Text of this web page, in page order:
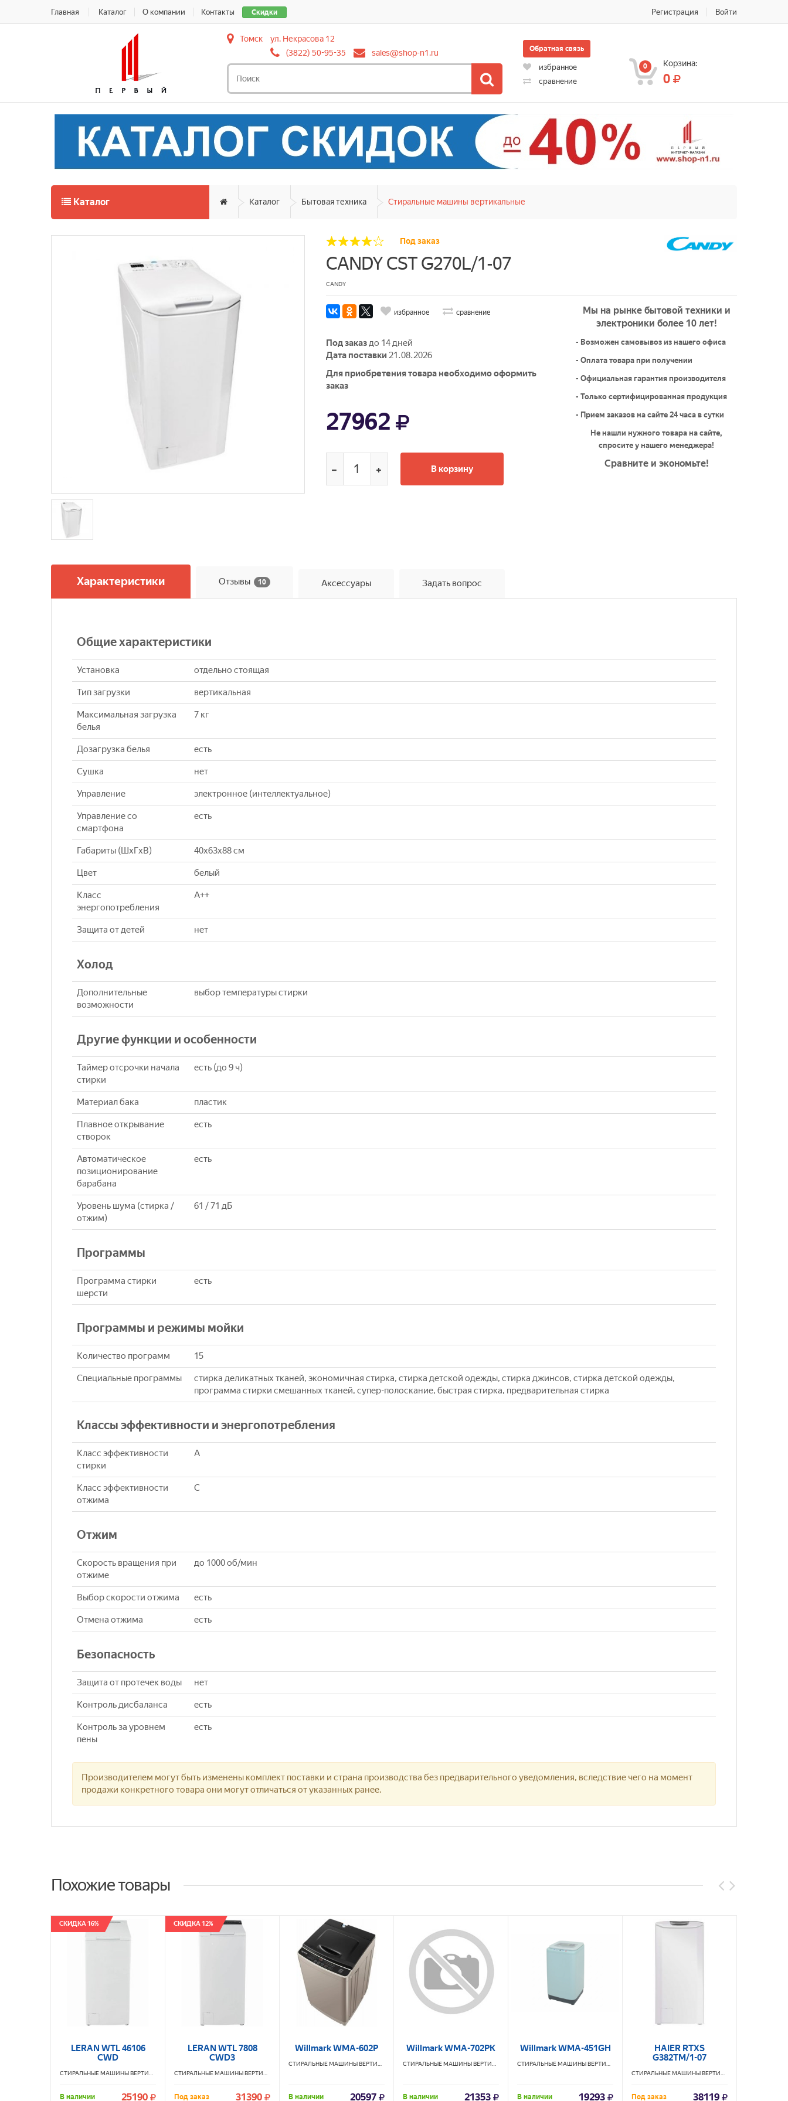
Скидки
Главная Каталог О компании Контакты Регистрация Войти
Томск
ул. Некрасова 12
(3822) 50-95-35
sales@shop-n1.ru Обратная связь
избранное
сравнение
0 Корзина:
0
Каталог Каталог Бытовая техника Стиральные машины вертикальные
Под заказ
CANDY CST G270L/1-07
CANDY
избранное сравнение
Под заказдо 14 дней
Дата поставки 21.08.2026
Для приобретения товара необходимо оформить
заказ
27962
В корзину
Мы на рынке бытовой техники и
электроники более 10 лет!
- Возможен самовывоз из нашего офиса
- Оплата товара при получении
- Официальная гарантия производителя
- Только сертифицированная продукция
- Прием заказов на сайте 24 часа в сутки
Не нашли нужного товара на сайте,
спросите у нашего менеджера!
Сравните и экономьте!
Характеристики Отзывы 10 Аксессуары Задать вопрос
Общие характеристики
Установка отдельно стоящая
Тип загрузки вертикальная
Максимальная загрузка
белья
7 кг
Дозагрузка белья есть
Сушка нет
Управление электронное (интеллектуальное)
Управление со
смартфона
есть
Габариты (ШxГxВ) 40x63x88 см
Цвет белый
Класс
энергопотребления
A++
Защита от детей нет
Холод
Дополнительные
возможности
выбор температуры стирки
Другие функции и особенности
Таймер отсрочки начала
стирки
есть (до 9 ч)
Материал бака пластик
Плавное открывание
створок
есть
Автоматическое
позиционирование
барабана
есть
Уровень шума (стирка /
отжим)
61 / 71 дБ
Программы
Программа стирки
шерсти
есть
Программы и режимы мойки
Количество программ 15
Специальные программы
стирка деликатных тканей, экономичная стирка, стирка детской одежды, стирка джинсов, стирка детской одежды,
программа стирки смешанных тканей, супер-полоскание, быстрая стирка, предварительная стирка
Классы эффективности и энергопотребления
Класс эффективности
стирки
A
Класс эффективности
отжима
C
Отжим
Скорость вращения при
отжиме
до 1000 об/мин
Выбор скорости отжима есть
Отмена отжима есть
Безопасность
Защита от протечек воды нет
Контроль дисбаланса есть
Контроль за уровнем
пены
есть
Производителем могут быть изменены комплект поставки и страна производства без предварительного уведомления, вследствие чего на момент
продажи конкретного товара они могут отличаться от указанных ранее.
Похожие товары
СКИДКА 16%
LERAN WTL 46106
CWD
LERAN
В наличии 25190
СКИДКА 12%
LERAN WTL 7808
CWD3
Под заказ 31390
Willmark WMA-602P
WILLMARK
В наличии 20597
Willmark WMA-702PK
WILLMARK
В наличии 21353
Willmark WMA-451GH
В наличии 19293
HAIER RTXS
G382TM/1-07
Под заказ 38119